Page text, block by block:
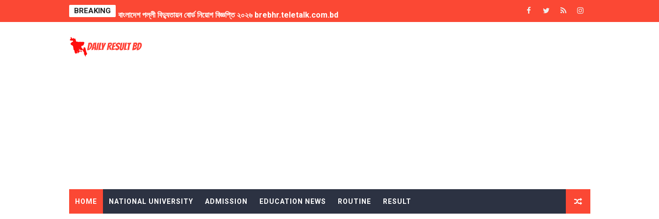
BREAKING বাংলাদেশ পল্লী বিদ্যুতায়ন বোর্ড নিয়োগ বিজ্ঞপ্তি ২০২৬ brebhr.teletalk.com.bd
UK Work Permit Visa Application Process the info
HOME NATIONAL UNIVERSITY ADMISSION EDUCATION NEWS ROUTINE RESULT